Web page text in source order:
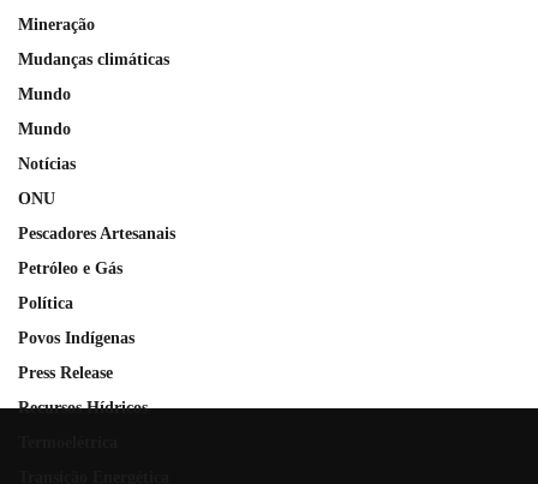
Mineração
Mudanças climáticas
Mundo
Mundo
Notícias
ONU
Pescadores Artesanais
Petróleo e Gás
Política
Povos Indígenas
Press Release
Recursos Hídricos